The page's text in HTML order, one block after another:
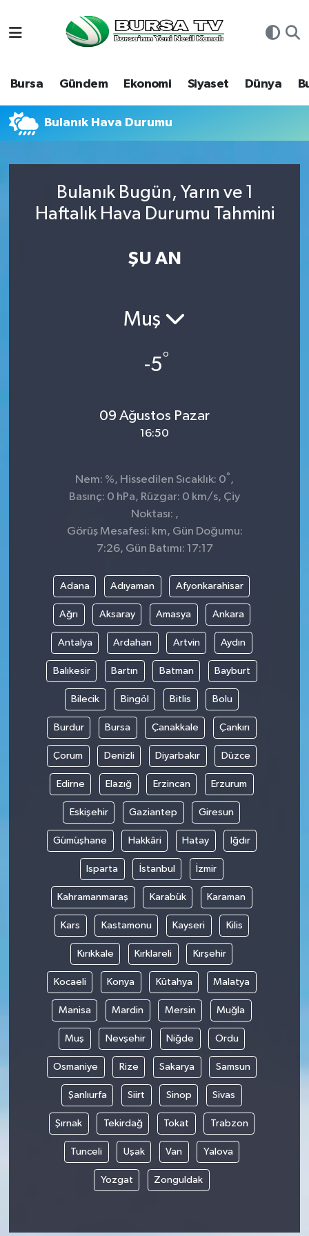
Bursa Gündem Ekonomi Siyaset Dünya
Bulanık Hava Durumu
Bulanık Bugün, Yarın ve 1
Haftalık Hava Durumu Tahmini
ŞU AN
Muş
-5°
09 Ağustos Pazar
16:50
Nem: %, Hissedilen Sıcaklık: 0° ,
Basınç: 0 hPa, Rüzgar: 0 km/s, Çiy
Noktası: ,
Görüş Mesafesi: km, Gün Doğumu:
7:26, Gün Batımı: 17:17
Adana Adıyaman Afyonkarahisar
Ağrı Aksaray Amasya Ankara
Antalya Ardahan Artvin Aydın
Balıkesir Bartın Batman Bayburt
Bilecik Bingöl Bitlis Bolu
Burdur Bursa Çanakkale Çankırı
Çorum Denizli Diyarbakır Düzce
Edirne Elazığ Erzincan Erzurum
Eskişehir Gaziantep Giresun
Gümüşhane Hakkâri Hatay Iğdır
Isparta İstanbul İzmir
Kahramanmaraş Karabük Karaman
Kars Kastamonu Kayseri Kilis
Kırıkkale Kırklareli Kırşehir
Kocaeli Konya Kütahya Malatya
Manisa Mardin Mersin Muğla
Muş Nevşehir Niğde Ordu
Osmaniye Rize Sakarya Samsun
Şanlıurfa Siirt Sinop Sivas
Şırnak Tekirdağ Tokat Trabzon
Tunceli Uşak Van Yalova
Yozgat Zonguldak
Bursa
Dünya
Ekonomi
Türkiye
Hava Durumu
Namaz Vakitleri
Süper Lig Puan Durumu ve Fikstür
Son Dakika Haberleri